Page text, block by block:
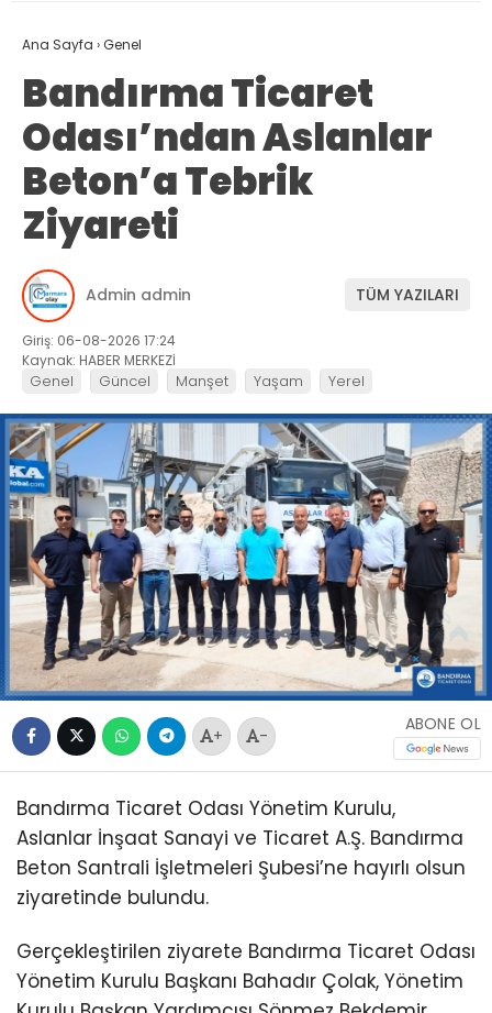
Ana Sayfa ›Genel
Bandırma Ticaret
Odası’ndan Aslanlar
Beton’a Tebrik
Ziyareti
Admin admin TÜM YAZILARI
Giriş: 06-08-2026 17:24
Kaynak: HABER MERKEZİ
Genel Güncel Manşet Yaşam Yerel
+ -
ABONE OL
Bandırma Ticaret Odası Yönetim Kurulu,
Aslanlar İnşaat Sanayi ve Ticaret A.Ş. Bandırma
Beton Santrali İşletmeleri Şubesi’ne hayırlı olsun
ziyaretinde bulundu.
Gerçekleştirilen ziyarete Bandırma Ticaret Odası
Yönetim Kurulu Başkanı Bahadır Çolak, Yönetim